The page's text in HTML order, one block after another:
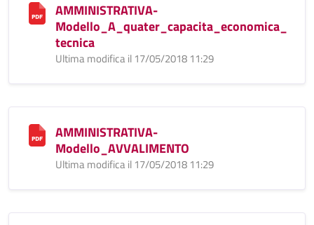
AMMINISTRATIVA-
Modello_A_quater_capacita_economica_
tecnica
Ultima modifica il 17/05/2018 11:29
AMMINISTRATIVA-
Modello_AVVALIMENTO
Ultima modifica il 17/05/2018 11:29